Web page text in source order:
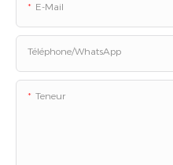
E-Mail
Téléphone/WhatsApp
Teneur